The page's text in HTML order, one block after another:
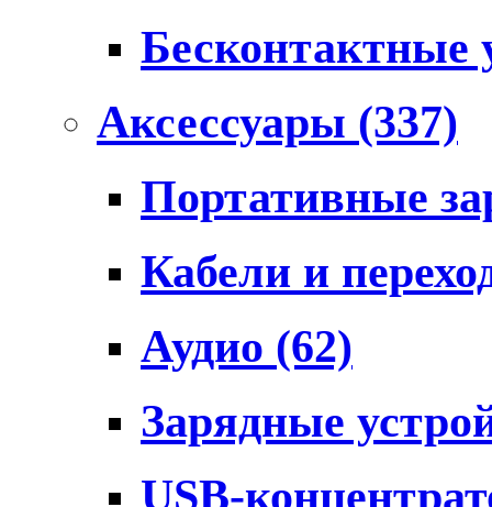
Бесконтактные
Аксессуары (337)
Портативные
Кабели и
Аудио (62)
Зарядные
USB-